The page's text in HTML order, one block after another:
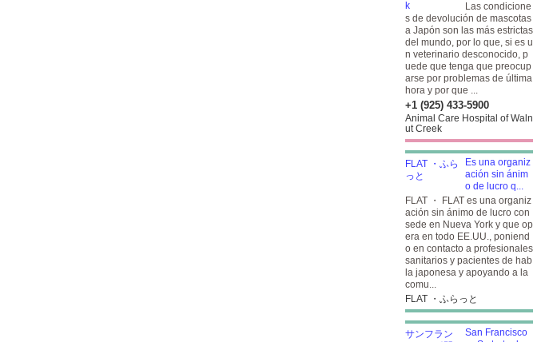
Las condicione
s de devolución de mascotas
a Japón son las más estrictas
del mundo, por lo que, si es u
n veterinario desconocido, p
uede que tenga que preocup
arse por problemas de última
hora y por que ...
+1 (925) 433-5900
Animal Care Hospital of Waln
ut Creek
Es una organiz
ación sin ánim
o de lucro q...
FLAT ・ FLAT es una organiz
ación sin ánimo de lucro con
sede en Nueva York y que op
era en todo EE.UU., poniend
o en contacto a profesionales
sanitarios y pacientes de hab
la japonesa y apoyando a la
comu...
FLAT ・ふらっと
San Francisco